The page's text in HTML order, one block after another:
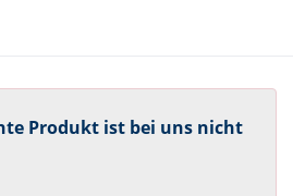
Produkt ist bei uns nicht